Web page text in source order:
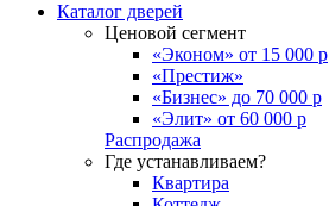
Каталог дверей
Ценовой сегмент
«Эконом» от 15 000 р
«Престиж»
«Бизнес» до 70 000 р
«Элит» от 60 000 р
Распродажа
Где устанавливаем?
Квартира